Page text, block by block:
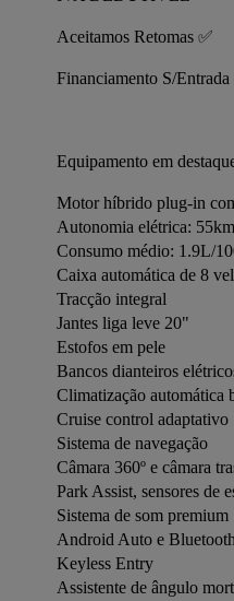
Aceitamos Retomas ✅
Financiamento S/
Equipamento em
Motor híbrido plug-in
Autonomia elétrica: 55km
Consumo médio: 1.9L/
Caixa automática de 8
Tracção integral
Jantes liga leve 20"
Estofos em pele
Bancos dianteiros
Climatização automática
Cruise control adaptativo
Sistema de navegação
Câmara 360º e câmara
Park Assist, sensores de
Sistema de som premium
Android Auto e Bluetooth
Keyless Entry
Assistente de ângulo